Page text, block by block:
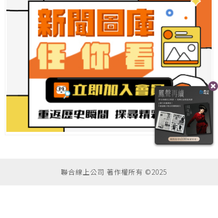
聯合線上公司 著作權所有 ©2025